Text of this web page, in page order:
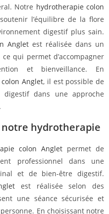
Notre hydrotherapie colon
l’équilibre de la flore
digestif plus sain.
Anglet est réalisée dans un
qui permet d’accompagner
et bienveillance. En
Anglet, il est possible de
dans une approche
hydrotherapie
colon Anglet permet de
professionnel dans une
et de bien-être digestif.
est réalisée selon des
une séance sécurisée et
En choisissant notre